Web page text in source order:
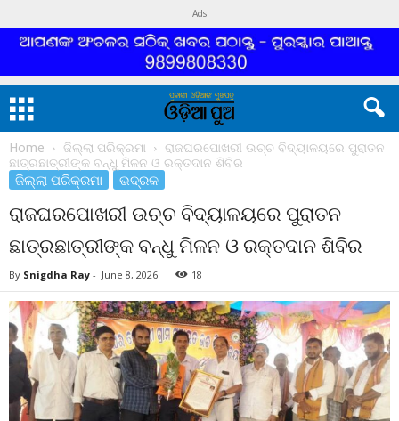
Ads
Home ଜିଲ୍ଲା ପରିକ୍ରମା
ରାଜଘରପୋଖରୀ ଉଚ୍ଚ ବିଦ୍ୟାଳୟରେ ପୁରାତନ
ଛାତ୍ରଛାତ୍ରୀଙ୍କ ବନ୍ଧୁ ମିଳନ ଓ ରକ୍ତଦାନ ଶିବିର
ଜିଲ୍ଲା ପରିକ୍ରମା ଭଦ୍ରକ
ରାଜଘରପୋଖରୀ ଉଚ୍ଚ ବିଦ୍ୟାଳୟରେ ପୁରାତନ
ଛାତ୍ରଛାତ୍ରୀଙ୍କ ବନ୍ଧୁ ମିଳନ ଓ ରକ୍ତଦାନ ଶିବିର
By Snigdha Ray - June 8, 2026 18